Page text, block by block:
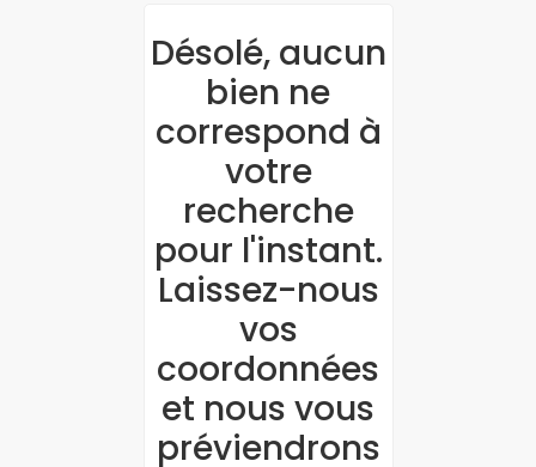
Désolé, aucun
bien ne
correspond à
votre
recherche
pour l'instant.
Laissez-nous
vos
coordonnées
et nous vous
préviendrons